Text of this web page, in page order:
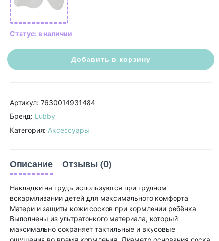
Статус: в наличии
Добавить в корзину
Артикул: 7630014931484
Бренд: Lubby
Категория: Аксессуары
Описание Отзывы (0)
Накладки на грудь используются при грудном
вскармливании детей для максимального комфорта
Матери и защиты кожи сосков при кормлении ребёнка.
Выполнены из ультратонкого материала, который
максимально сохраняет тактильные и вкусовые
ощущения во время кормления. Диаметр основания соска